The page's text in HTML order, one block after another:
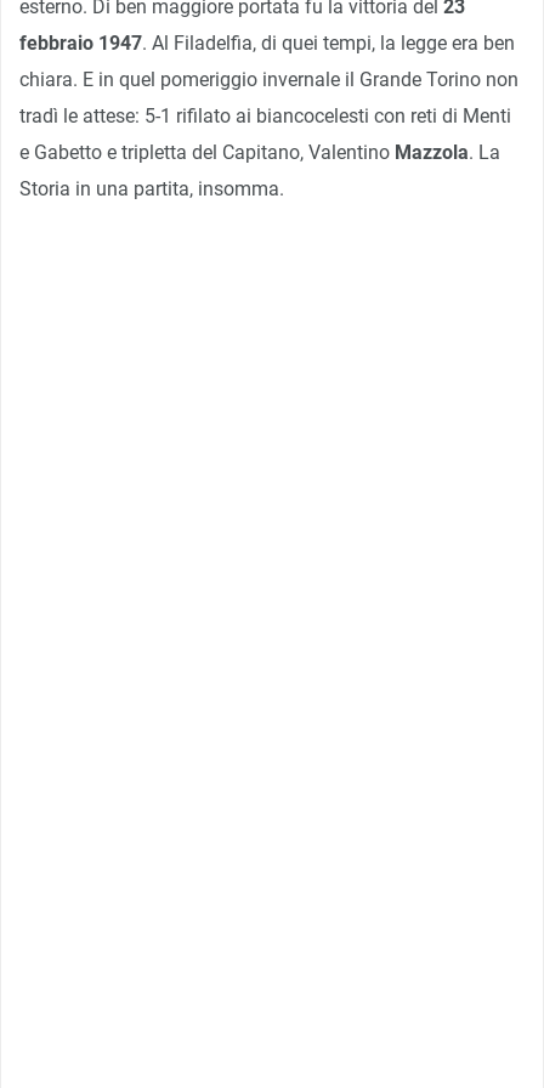
esterno. Di ben maggiore portata fu la vittoria del 23
febbraio 1947. Al Filadelfia, di quei tempi, la legge era ben
chiara. E in quel pomeriggio invernale il Grande Torino non
tradì le attese: 5-1 rifilato ai biancocelesti con reti di Menti
e Gabetto e tripletta del Capitano, Valentino Mazzola. La
Storia in una partita, insomma.